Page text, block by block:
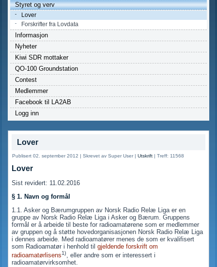
Styret og verv
Lover
Forskrifter fra Lovdata
Informasjon
Nyheter
Kiwi SDR mottaker
QO-100 Groundstation
Contest
Medlemmer
Facebook til LA2AB
Logg inn
Lover
Publisert 02. september 2012 |Skrevet av Super User|Utskrift |Treff: 11568
Lover
Sist revidert: 11.02.2016
§ 1. Navn og formål
1.1. Asker og Bærumgruppen av Norsk Radio Relæ Liga er en
gruppe av Norsk Radio Relæ Liga i Asker og Bærum. Gruppens
formål er å arbeide til beste for radioamatørene som er medlemmer
av gruppen og å støtte hovedorganisasjonen Norsk Radio Relæ Liga
i dennes arbeide. Med radioamatører menes de som er kvalifisert
som Radioamatør i henhold tilgjeldende forskrift om
radioamatørlisens1), eller andre som er interessert i
radioamatørvirksomhet.